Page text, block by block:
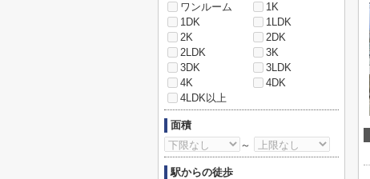
ワンルーム
1K
1DK
1LDK
2K
2DK
2LDK
3K
3DK
3LDK
4K
4DK
4LDK以上
面積
～
駅からの徒歩